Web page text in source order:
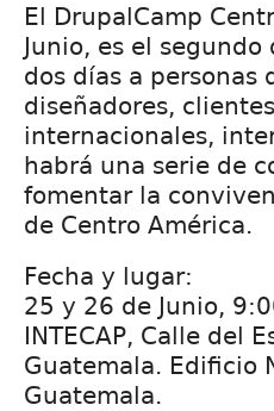
El DrupalCamp
Junio, es el
dos días a
diseñadores,
internacionales,
habrá una serie de
fomentar la
de Centro América.
Fecha y lugar:
25 y 26 de Junio,
INTECAP, Calle del
Guatemala. Edificio
Guatemala.